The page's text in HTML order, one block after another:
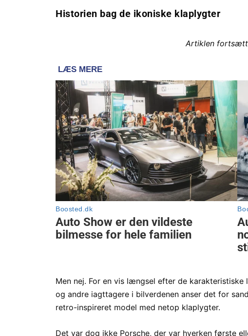
Historien bag de ikoniske klaplygter
Artiklen
Men nej. For en vis længsel efter de
og andre iagttagere i bilverdenen anser det for
retro-inspireret model med netop klaplygter.
Det var dog ikke Porsche, der var hverken første